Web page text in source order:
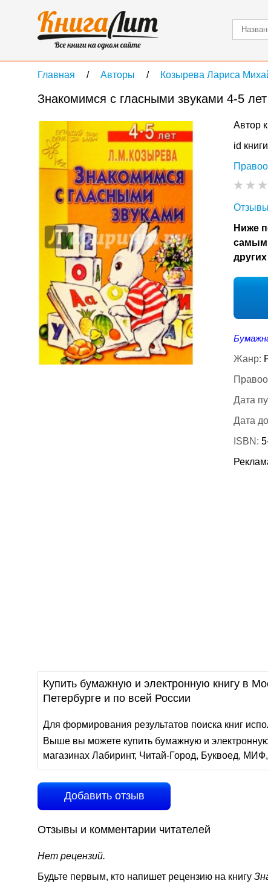
Главная Авторы Козырева Лариса
Знакомимся с гласными звуками 4-5
Автор
id
Ниже
самым
Жанр:
Дата
Дата
ISBN:
Купить бумажную и электронную книгу в
Петербурге и по всей России
Для формирования результатов поиска книг
Выше вы можете купить бумажную и
магазинах Лабиринт, Читай-Город, Буквоед,
Добавить отзыв
Отзывы и комментарии читателей
Нет рецензий.
Будьте первым, кто напишет рецензию на книгу